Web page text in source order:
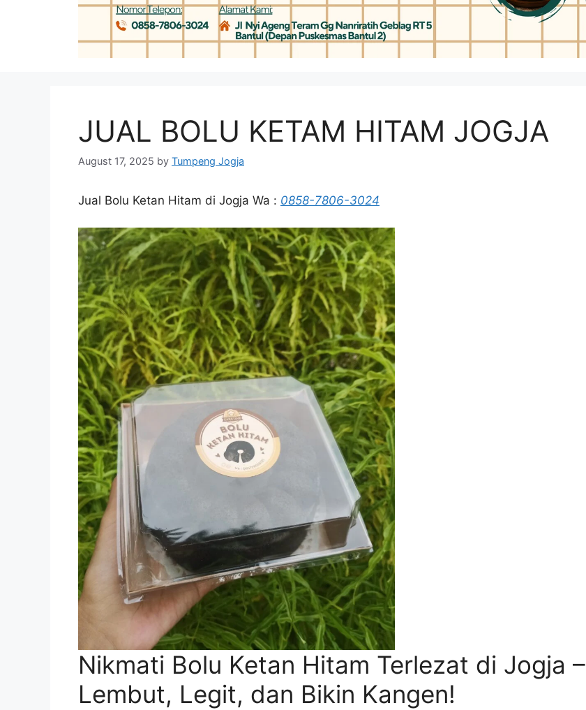
JUAL BOLU KETAM HITAM JOGJA
August 17, 2025 by Tumpeng Jogja
Jual Bolu Ketan Hitam di Jogja Wa : 0858-7806-3024
Nikmati Bolu Ketan Hitam Terlezat di Jogja –
Lembut, Legit, dan Bikin Kangen!